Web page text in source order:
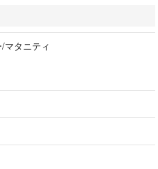
めものをプチプチで包んで発送いた
せんので予めご了承ください。
ますが
送中のパーツ同士の擦れなどで生じ
製造段階でのインク飛びやプリント
めご理解下さい
購入前にご了承下さい。
いただいております。お探しの商品
マタニティ